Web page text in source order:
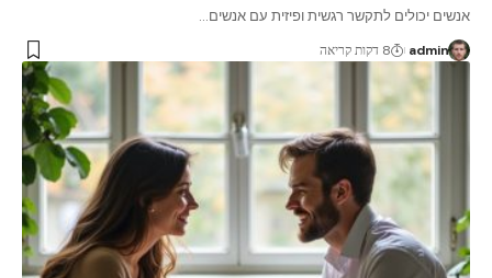
אנשים יכולים לתקשר רגשית ופיזית עם אנשים…
admin 8 דקות קריאה